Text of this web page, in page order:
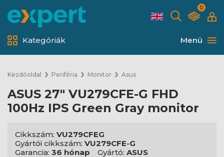
0
Menü
Kategóriák
Kezdőoldal Periféria Monitor Asus
ASUS 27" VU279CFE-G FHD
100Hz IPS Green Gray monitor
Cikkszám: VU279CFEG
Gyártói cikkszám: VU279CFE-G
Garancia: 36 hónap Gyártó: ASUS